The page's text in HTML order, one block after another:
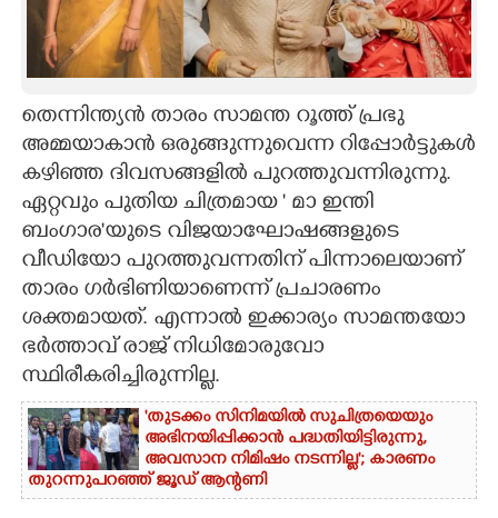
ASTRO
CARTOONS
LITERATURE
ZOOM
CONTACT US
തെന്നിന്ത്യൻ താരം സാമന്ത റൂത്ത് പ്രഭു
അമ്മയാകാൻ ഒരുങ്ങുന്നുവെന്ന റിപ്പോർട്ടുകൾ
കഴിഞ്ഞ ദിവസങ്ങളിൽ പുറത്തുവന്നിരുന്നു.
ഏറ്റവും പുതിയ ചിത്രമായ ' മാ ഇന്തി
ബംഗാര"യുടെ വിജയാഘോഷങ്ങളുടെ
വീഡിയോ പുറത്തുവന്നതിന് പിന്നാലെയാണ്
താരം ഗർഭിണിയാണെന്ന് പ്രചാരണം
ശക്തമായത്. എന്നാൽ ഇക്കാര്യം സാമന്തയോ
ഭർത്താവ് രാജ് നിധിമോരുവോ
സ്ഥിരീകരിച്ചിരുന്നില്ല.
'തുടക്കം സിനിമയിൽ സുചിത്രയെയും
അഭിനയിപ്പിക്കാൻ പദ്ധതിയിട്ടിരുന്നു,​
അവസാന നിമിഷം നടന്നില്ല'; കാരണം
തുറന്നുപറഞ്ഞ് ജൂഡ് ആന്റണി